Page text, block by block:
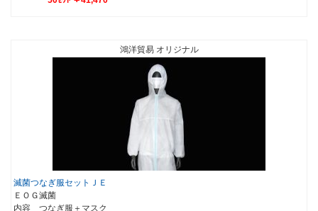
鴻洋貿易 オリジナル
滅菌つなぎ服セットＪＥ
ＥＯＧ滅菌
内容 つなぎ服＋マスク